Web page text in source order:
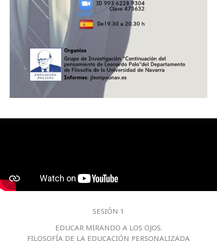
SESIÓN 1
EDUCAR MIRANDO A LOS OJOS.
FILOSOFÍA DE LA EDUCACIÓN PERSONALIZADA